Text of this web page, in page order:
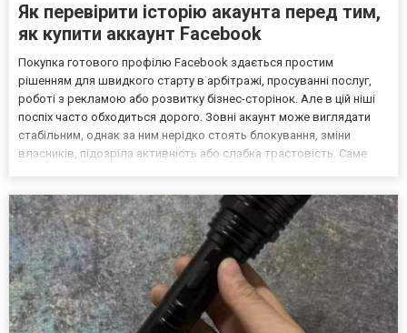
Як перевірити історію акаунта перед тим,
як купити аккаунт Facebook
Покупка готового профілю Facebook здається простим
рішенням для швидкого старту в арбітражі, просуванні послуг,
роботі з рекламою або розвитку бізнес-сторінок. Але в цій ніші
поспіх часто обходиться дорого. Зовні акаунт може виглядати
стабільним, однак за ним нерідко стоять блокування, зміни
власників, підозріла активність або слабка трастовість. Саме